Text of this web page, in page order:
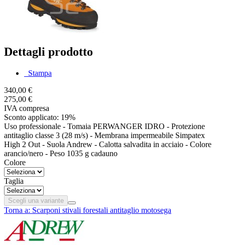
Dettagli prodotto
Stampa
340,00 €
275,00 €
IVA compresa
Sconto applicato: 19%
Uso professionale - Tomaia PERWANGER IDRO - Protezione
antitaglio classe 3 (28 m/s) - Membrana impermeabile Simpatex
High 2 Out - Suola Andrew - Calotta salvadita in acciaio - Colore
arancio/nero - Peso 1035 g cadauno
Colore
Taglia
Torna a: Scarponi stivali forestali antitaglio motosega